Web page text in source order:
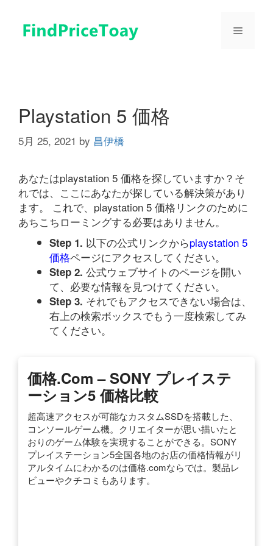
メ
Playstation 5 価格
5月 25, 2021 by 昌伊橋
あなたはplaystation 5 価格を探していますか？そ
れでは、ここにあなたが探している解決策があり
ます。 これで、playstation 5 価格リンクのために
あちこちローミングする必要はありません。
Step 1. 以下の公式リンクからplaystation 5
価格ページにアクセスしてください。
Step 2. 公式ウェブサイトのページを開い
て、必要な情報を見つけてください。
Step 3. それでもアクセスできない場合は、
右上の検索ボックスでもう一度検索してみ
てください。
価格.com – SONY プレイステ
ーション5 価格比較
超高速アクセスが可能なカスタムSSDを搭載した、
コンソールゲーム機。クリエイターが思い描いたと
おりのゲーム体験を実現することができる。SONY
プレイステーション5全国各地のお店の価格情報がリ
アルタイムにわかるのは価格.comならでは。製品レ
ビューやクチコミもあります。